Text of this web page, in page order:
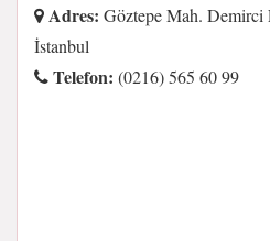
Adres: Göztepe Mah.
İstanbul
Telefon: (0216) 565 60 99